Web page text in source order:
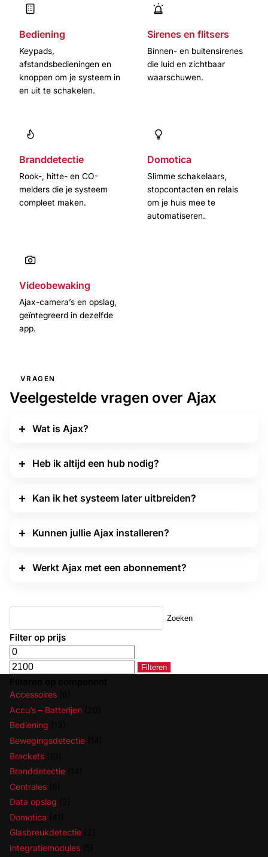
Bediening
Keypads,
afstandsbedieningen en
knoppen om je systeem in
en uit te schakelen.
Sirenes en flitsers
Binnen- en buitensirenes
die luid en zichtbaar
waarschuwen.
Branddetectie
Rook-, hitte- en CO-
melders die je systeem
compleet maken.
Domotica
Slimme schakelaars,
stopcontacten en relais
om je huis mee te
automatiseren.
Videobewaking
Ajax-camera’s en opslag,
geïntegreerd in dezelfde
app.
VRAGEN
Veelgestelde vragen over Ajax
Wat is Ajax?
Heb ik altijd een hub nodig?
Kan ik het systeem later uitbreiden?
Kunnen jullie Ajax installeren?
Werkt Ajax met een abonnement?
Zoeken
Filter op prijs
Filteren
Accessoires
Accu’s – Batterijen
Bediening
Bewegingsdetectie
Brackets
Branddetectie
Centrales
Data opslag
Domotica
Glasbreukdetectie
Integratiemodules